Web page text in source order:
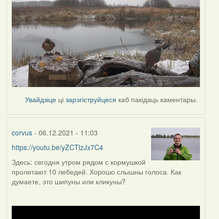
Увайдзіце цізарэгіструйцеся каб пакідаць каментары.
corvus- 06.12.2021 - 11:03
https://youtu.be/yZCTlzJx7C4
Здесь: сегодня утром рядом с кормушкой
пролетают 10 лебедей. Хорошо слышны голоса. Как
думаете, это шипуны или кликуны?